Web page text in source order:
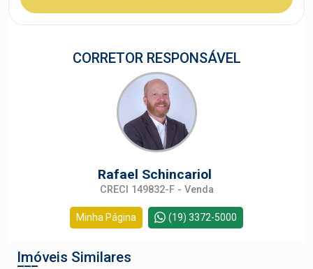
CORRETOR RESPONSÁVEL
Rafael Schincariol
CRECI 149832-F - Venda
Minha Página (19) 3372-5000
Imóveis Similares